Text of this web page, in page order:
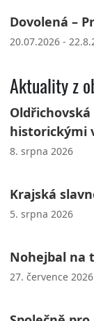
Dovolená –
20.07.2026 -
Aktuality z
historickými
8. srpna 2026
Krajská
5. srpna 2026
Nohejbal na
27. července 2026